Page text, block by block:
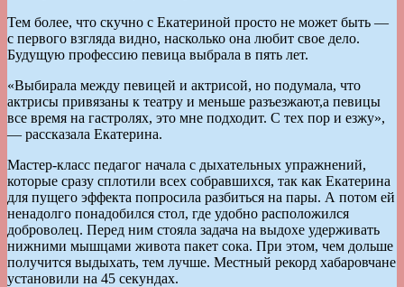
Тем более, что скучно с Екатериной просто не может быть —
с первого взгляда видно, насколько она любит свое дело.
Будущую профессию певица выбрала в пять лет.
«Выбирала между певицей и актрисой, но подумала, что
актрисы привязаны к театру и меньше разъезжают,а певицы
все время на гастролях, это мне подходит. С тех пор и езжу»,
— рассказала Екатерина.
Мастер-класс педагог начала с дыхательных упражнений,
которые сразу сплотили всех собравшихся, так как Екатерина
для пущего эффекта попросила разбиться на пары. А потом ей
ненадолго понадобился стол, где удобно расположился
доброволец. Перед ним стояла задача на выдохе удерживать
нижними мышцами живота пакет сока. При этом, чем дольше
получится выдыхать, тем лучше. Местный рекорд хабаровчане
установили на 45 секундах.